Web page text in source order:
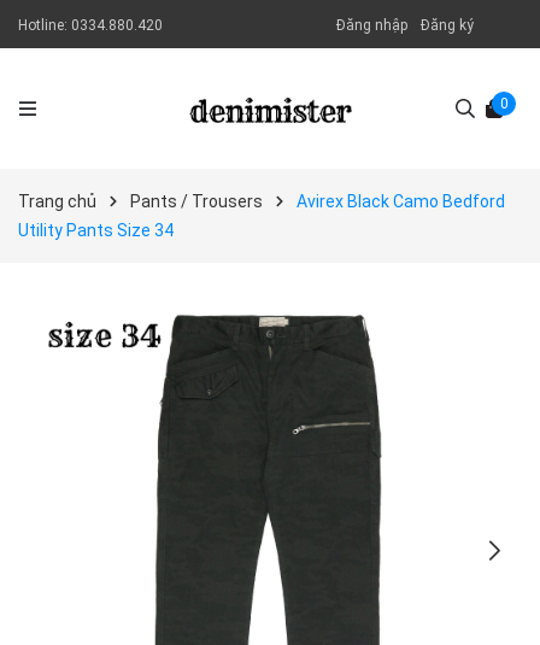
Hotline: 0334.880.420 Đăng nhập Đăng ký
0
Trang chủ Pants / Trousers
Avirex Black Camo Bedford
Utility Pants Size 34